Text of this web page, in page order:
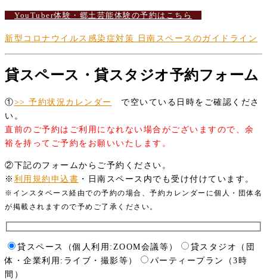
YouTuber体験・郷土芸能体験の予約はこちら
新型コロナウイルス感染症対策 日南スペースのガイドライン
貸スペース・貸スタジオ予約フォーム
①>> 予約状況カレンダー
で空いている日時をご確認くださ
い。
直前のご予約はご利用になれない場合がございますので、余
裕を持ってご予約をお願いいたします。
②下記のフォームからご予約ください。
※ 利用規約申込書 ・日南スペース内でも受け付けています。
※インスタベース経由での予約の場合、予約カレンダーに個人・団体名
が掲載されますので予めご了承ください。
貸スペース（個人利用:ZOOM会議等）
貸スタジオ（団
体・企業利用:ライブ・撮影等）
パーティープラン（3時
間）